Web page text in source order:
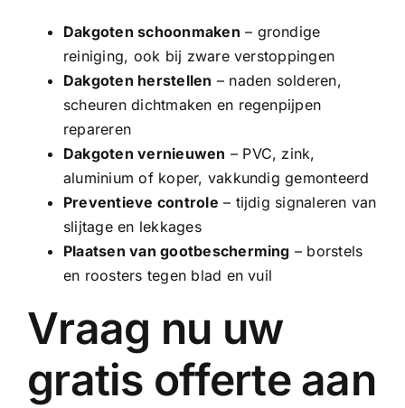
Dakgoten schoonmaken – grondige
reiniging, ook bij zware verstoppingen
Dakgoten herstellen – naden solderen,
scheuren dichtmaken en regenpijpen
repareren
Dakgoten vernieuwen – PVC, zink,
aluminium of koper, vakkundig gemonteerd
Preventieve controle – tijdig signaleren van
slijtage en lekkages
Plaatsen van gootbescherming – borstels
en roosters tegen blad en vuil
Vraag nu uw
gratis offerte aan